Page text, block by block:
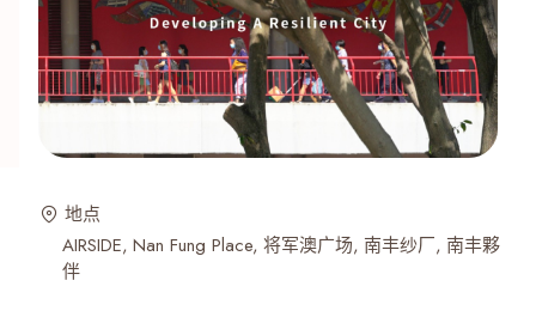
地点
AIRSIDE Nan Fung Place 将军澳广场 南丰纱厂 南丰夥
伴